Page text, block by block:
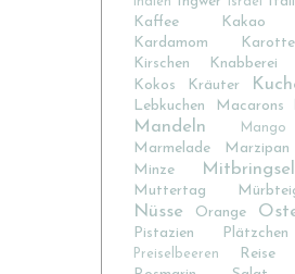
Kaffee
Kakao
Kardamom
Karotte
Kirschen
Knabberei
Kokos
Kräuter
Lebkuchen Macarons
Mandeln Mango
Marmelade
Marzipan
Minze
Mitbringsel
Muttertag
Nüsse Orange
Pistazien Plätzchen
Preiselbeeren
Reise